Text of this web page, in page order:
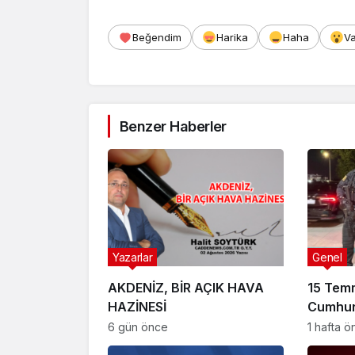
Beğendim Harika Haha
Benzer Haberler
AKDENİZ, BİR AÇIK HAVA
HAZİNESİ
Yazarlar
6 gün önce
15
Suikast
FETÖ
Genel
1 hafta